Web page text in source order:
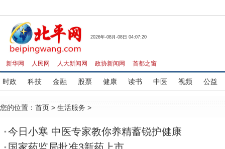
2026年-08月-08日 04:07:20
新华网 人民网 人大新闻网 政协新闻网 首都之窗
时政 科技 金融 股票 健康 读书 中医 视频 公益
您的位置： 首页 > 生活服务 >
今日小寒 中医专家教你养精蓄锐护健康